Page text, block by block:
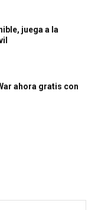
juega a la
ahora gratis con